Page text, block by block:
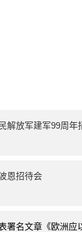
解放军建军99周年
恩招待会
署名文章《欧洲应